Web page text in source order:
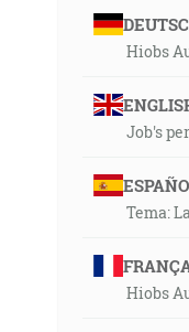
Hiobs
Job's
Tema:
Hiobs